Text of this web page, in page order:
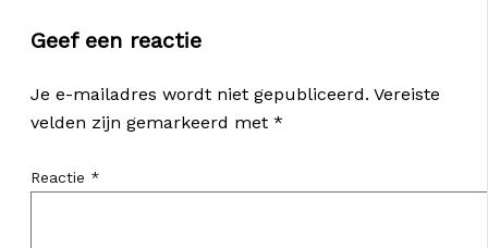
Geef een reactie
Je e-mailadres wordt niet gepubliceerd. Vereiste
velden zijn gemarkeerd met *
Reactie *